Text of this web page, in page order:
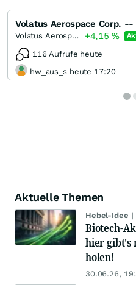
Volatus Aerospace +4,15%
116 Aufrufe heute
hw_aus_s heute 17:20
Aktuelle Themen
Hebel-Idee |
Biotech-
hier gibt's
holen!
30.06.26,